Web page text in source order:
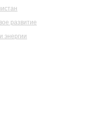
развитие
энергии